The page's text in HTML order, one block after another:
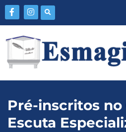
Pré-inscritos no
Escuta